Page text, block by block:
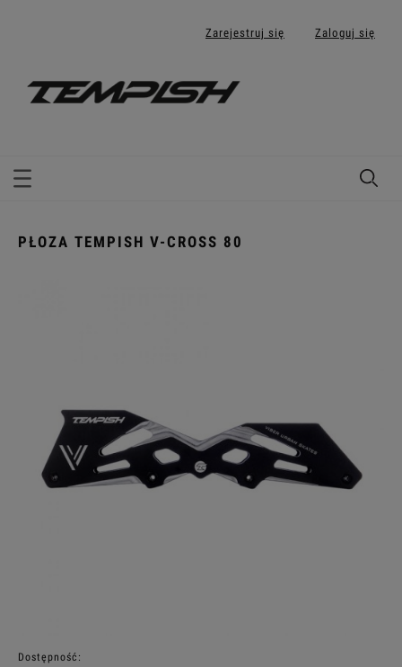
Zarejestruj się Zaloguj się
PŁOZA TEMPISH V-CROSS 80
Dostępność: